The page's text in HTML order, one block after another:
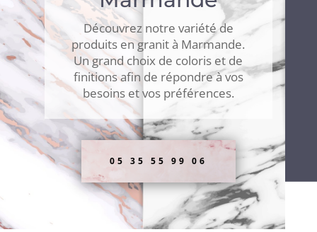
Découvrez notre variété de
produits en granit à Marmande.
Un grand choix de coloris et de
finitions afin de répondre à vos
besoins et vos préférences.
05 35 55 99 06